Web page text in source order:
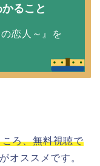
ること
恋人～』を
ろ、無料視聴で
がオススメです。